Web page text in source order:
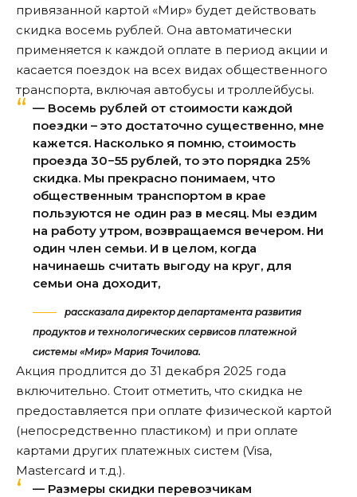
привязанной картой «Мир» будет действовать
скидка восемь рублей. Она автоматически
применяется к каждой оплате в период акции и
касается поездок на всех видах общественного
транспорта, включая автобусы и троллейбусы.
— Восемь рублей от стоимости каждой
поездки – это достаточно существенно, мне
кажется. Насколько я помню, стоимость
проезда 30−55 рублей, то это порядка 25%
скидка. Мы прекрасно понимаем, что
общественным транспортом в крае
пользуются не один раз в месяц. Мы ездим
на работу утром, возвращаемся вечером. Ни
один член семьи. И в целом, когда
начинаешь считать выгоду на круг, для
семьи она доходит,
рассказала директор департамента развития
продуктов и технологических сервисов платежной
системы «Мир» Мария Точилова.
Акция продлится до 31 декабря 2025 года
включительно. Стоит отметить, что скидка не
предоставляется при оплате физической картой
(непосредственно пластиком) и при оплате
картами других платежных систем (Visa,
Mastercard и т.д.).
— Размеры скидки перевозчикам